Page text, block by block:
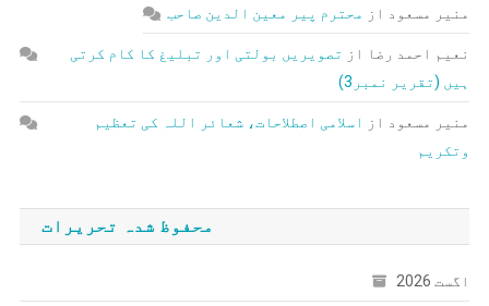
منیر مسعود از محترم پیر معین الدین صاحب
نعیم احمد رضا از تصویریں بولتی اور تبلیغ کا کام کرتی
ہیں (تقریر نمبر3)
منیر مسعود از
اسلامی اصطلاحات، شعائر اللہ کی تعظیم
وتکریم
محفوظ شدہ تحریرات
اگست 2026